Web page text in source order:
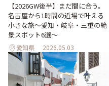
【2026GW後半】まだ間に合う。
名古屋から1時間の近場で叶える
小さな旅～愛知・岐阜・三重の絶
景スポット6選～
愛知県 2026.05.03